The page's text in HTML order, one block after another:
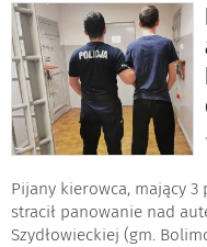
Pijany kierowca, mający
stracił panowanie nad
Szydłowieckiej (gm.